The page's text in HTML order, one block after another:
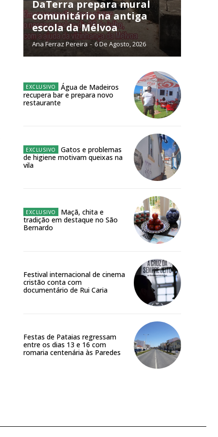
ANUAL
online
Exclusivos para
DaTerra prepara mural
comunitário na antiga
escola da Mélvoa
Ana Ferraz Pereira - 6 De Agosto, 2026
Água de Madeiros
recupera bar e prepara novo
restaurante
Gatos e problemas
de higiene motivam queixas na
vila
Maçã, chita e
tradição em destaque no São
Bernardo
Festival internacional de cinema
cristão conta com
documentário de Rui Caria
Festas de Pataias regressam
entre os dias 13 e 16 com
romaria centenária às Paredes